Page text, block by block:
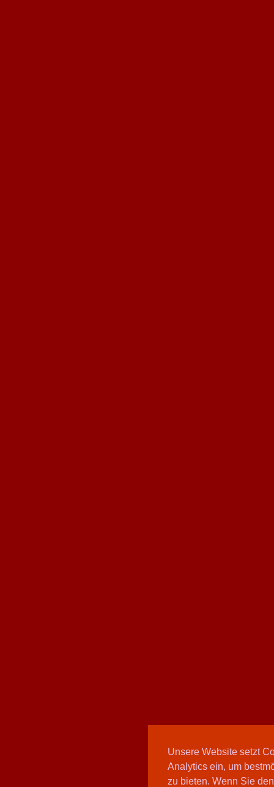
Unsere Website setzt
Analytics ein, um
zu bieten. Wenn Sie